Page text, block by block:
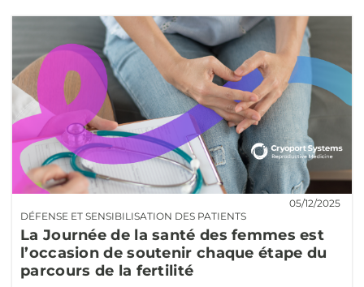
DÉFENSE ET SENSIBILISATION DES PATIENTS
05/12/2025
La Journée de la santé des femmes est
l’occasion de soutenir chaque étape du
parcours de la fertilité